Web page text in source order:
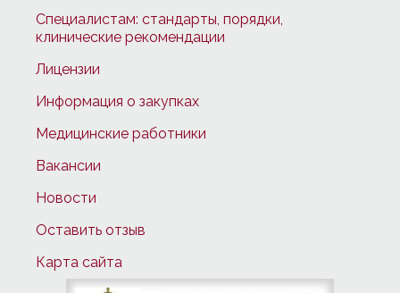
Специалистам: стандарты, порядки,
клинические рекомендации
Лицензии
Информация о закупках
Медицинские работники
Вакансии
Новости
Оставить отзыв
Карта сайта